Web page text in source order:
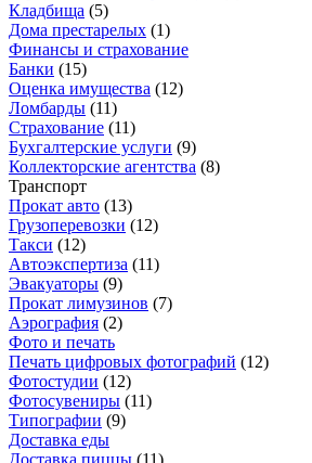
Кладбища (5)
Дома престарелых (1)
Финансы и страхование
Банки (15)
Оценка имущества (12)
Ломбарды (11)
Страхование (11)
Бухгалтерские услуги (9)
Коллекторские агентства (8)
Транспорт
Прокат авто (13)
Грузоперевозки (12)
Такси (12)
Автоэкспертиза (11)
Эвакуаторы (9)
Прокат лимузинов (7)
Аэрография (2)
Фото и печать
Печать цифровых фотографий (12)
Фотостудии (12)
Фотосувениры (11)
Типографии (9)
Доставка еды